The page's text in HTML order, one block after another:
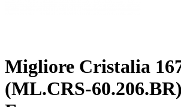
Migliore Cristalia
(ML.CRS-60.206.BR)